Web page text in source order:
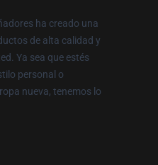
ha creado una
de alta calidad y
Ya sea que estés
personal o
nueva, tenemos lo